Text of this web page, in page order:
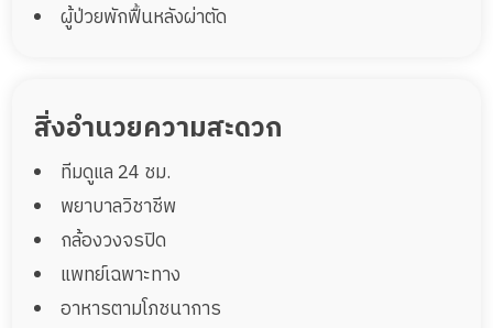
ผู้ป่วยพักฟื้นหลังผ่าตัด
สิ่งอำนวยความสะดวก
ทีมดูแล 24 ชม.
พยาบาลวิชาชีพ
กล้องวงจรปิด
แพทย์เฉพาะทาง
อาหารตามโภชนาการ